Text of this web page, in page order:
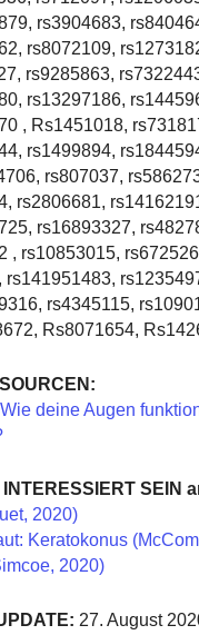
rs3904683,
rs8072109,
rs9285863,
rs13297186,
, Rs1451018,
rs1499894,
rs807037,
rs2806681,
rs16893327,
, rs10853015,
rs141951483,
rs4345115,
Rs8071654,
deine Augen
SEIN
2020)
Keratokonus
2020)
27. August